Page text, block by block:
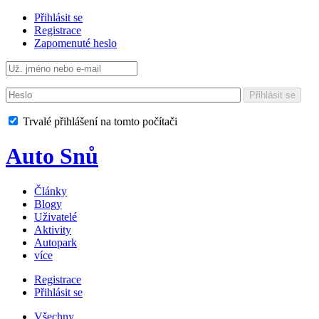
Přihlásit se
Registrace
Zapomenuté heslo
Přihlásit se
Trvalé přihlášení na tomto počítači
Auto Snů
Články
Blogy
Uživatelé
Aktivity
Autopark
více
Registrace
Přihlásit se
Všechny